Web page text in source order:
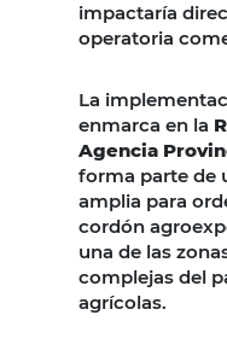
impactaría
operatoria
La
enmarca en la
Agencia
forma parte de
amplia para
cordón
una de las
complejas del
agrícolas.